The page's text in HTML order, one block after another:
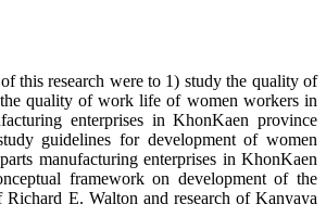
research were to 1) study the quality of
quality of work life of women workers in
enterprises in KhonKaen province
guidelines for development of women
manufacturing enterprises in KhonKaen
framework on development of the
E. Walton and research of Kanyaya